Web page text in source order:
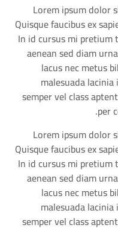
Lorem ipsum dolor
Quisque faucibus ex
In id cursus mi pretium
aenean sed diam
lacus nec metus
malesuada
semper vel class
per
Lorem ipsum dolor
Quisque faucibus ex
In id cursus mi pretium
aenean sed diam
lacus nec metus
malesuada
semper vel class